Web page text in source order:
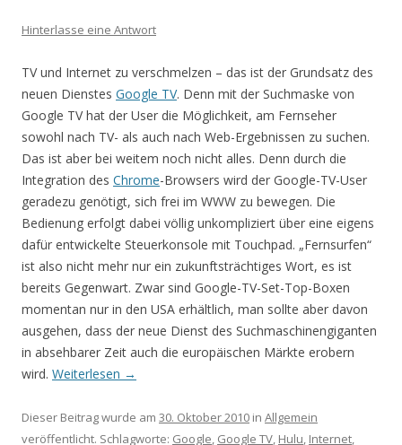
Hinterlasse eine Antwort
TV und Internet zu verschmelzen – das ist der Grundsatz des
neuen Dienstes Google TV. Denn mit der Suchmaske von
Google TV hat der User die Möglichkeit, am Fernseher
sowohl nach TV- als auch nach Web-Ergebnissen zu suchen.
Das ist aber bei weitem noch nicht alles. Denn durch die
Integration des Chrome-Browsers wird der Google-TV-User
geradezu genötigt, sich frei im WWW zu bewegen. Die
Bedienung erfolgt dabei völlig unkompliziert über eine eigens
dafür entwickelte Steuerkonsole mit Touchpad. „Fernsurfen“
ist also nicht mehr nur ein zukunftsträchtiges Wort, es ist
bereits Gegenwart. Zwar sind Google-TV-Set-Top-Boxen
momentan nur in den USA erhältlich, man sollte aber davon
ausgehen, dass der neue Dienst des Suchmaschinengiganten
in absehbarer Zeit auch die europäischen Märkte erobern
wird. Weiterlesen →
Dieser Beitrag wurde am 30. Oktober 2010 in Allgemein
veröffentlicht. Schlagworte: Google, Google TV, Hulu, Internet,